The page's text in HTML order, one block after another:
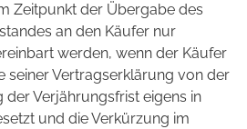
Zeitpunkt der Übergabe des
an den Käufer nur
werden, wenn der Käufer
seiner Vertragserklärung von der
der Verjährungsfrist eigens in
und die Verkürzung im